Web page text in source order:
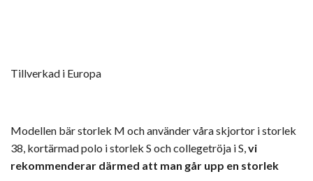
Tillverkad i Europa
Modellen bär storlek M och använder våra skjortor i storlek
38, kortärmad polo i storlek S och collegetröja i S,vi
rekommenderar därmed att man går upp en storlek